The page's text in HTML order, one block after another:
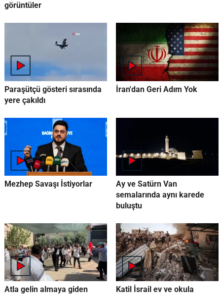
görüntüler
Paraşütçü gösteri sırasında
yere çakıldı
İran'dan Geri Adım Yok
Mezhep Savaşı İstiyorlar
Ay ve Satürn Van
semalarında aynı karede
buluştu
Atla gelin almaya giden
Katil İsrail ev ve okula